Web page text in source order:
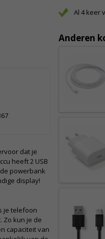
dat je
heeft 2 USB
powerbank
display!
je telefoon
Zo kun je de
capaciteit van
Al 4 keer
Anderen